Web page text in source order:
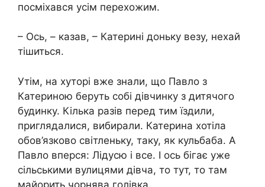
посміхався усім перехожим.
– Ось, – казав, – Катерині доньку везу, нехай
тішиться.
Утім, на хуторі вже знали, що Павло з
Катериною беруть собі дівчинку з дитячого
будинку. Кілька разів перед тим їздили,
приглядалися, вибирали. Катерина хотіла
обов’язково світленьку, таку, як кульбаба. А
Павло вперся: Лідусю і все. І ось бігає уже
сільськими вулицями дівча, то тут, то там
майорить чорнява голівка.